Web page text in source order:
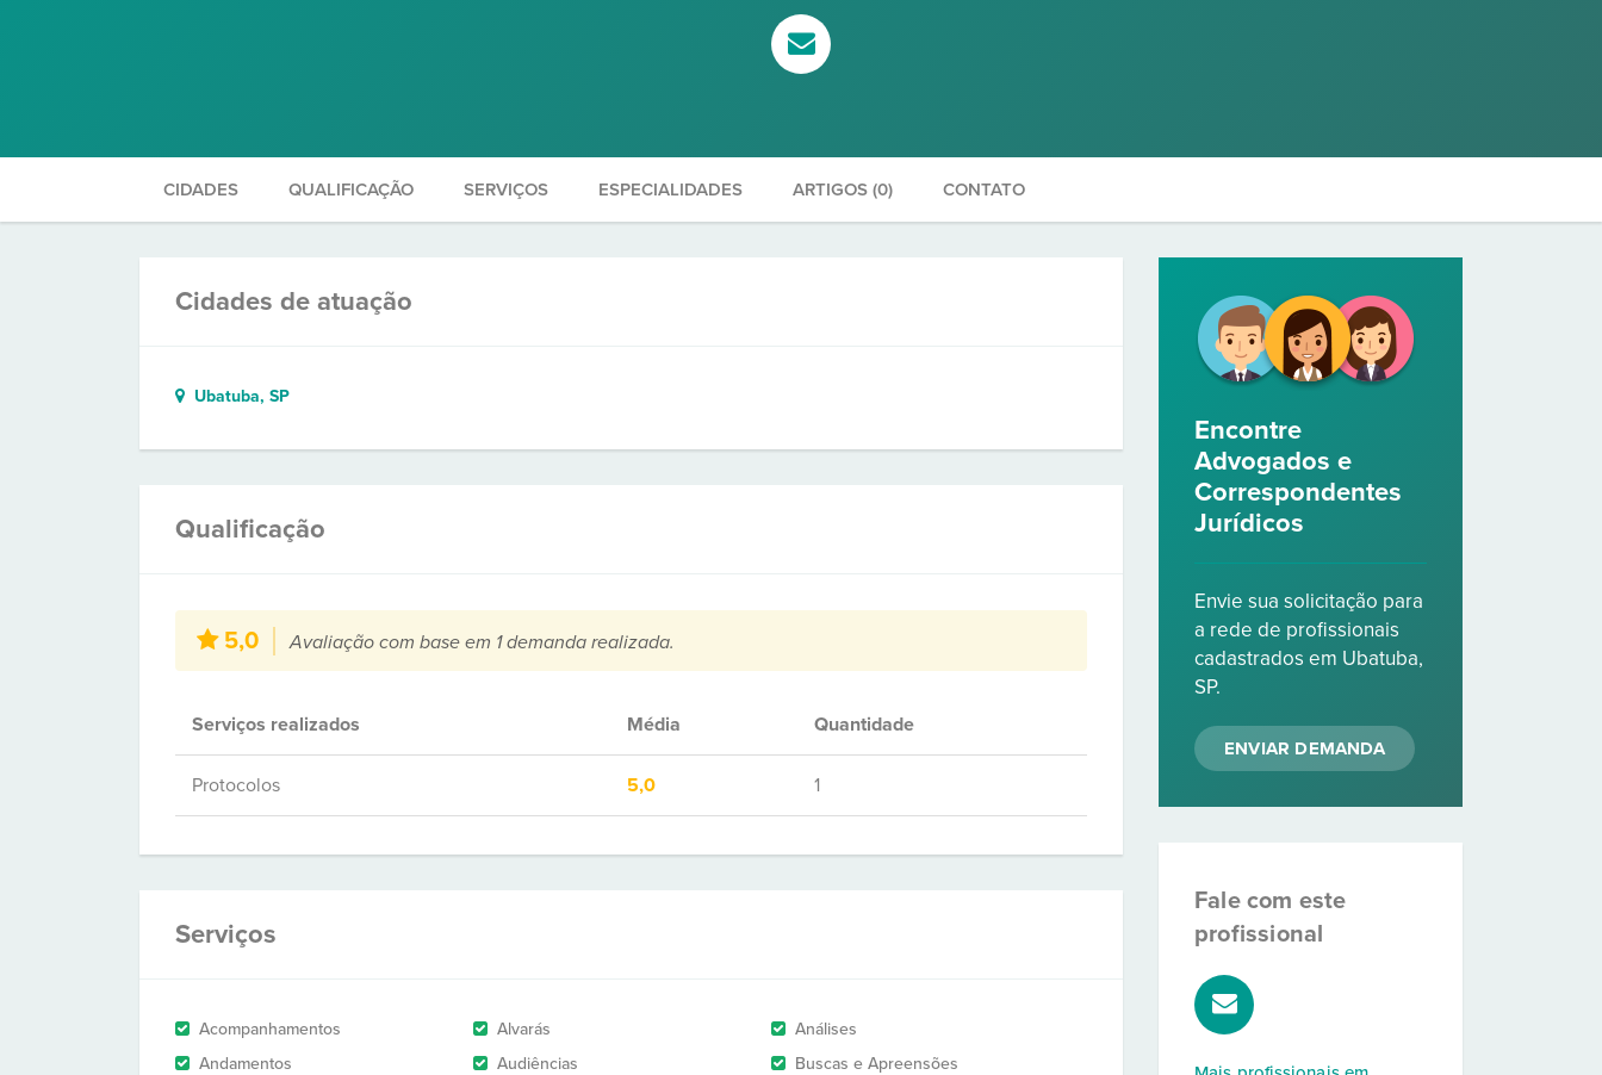
CIDADES QUALIFICAÇÃO SERVIÇOS ESPECIALIDADES ARTIGOS (0) CONTATO
Cidades de atuação
Ubatuba, SP
Qualificação
5,0 Avaliação com base em 1 demanda realizada.
Serviços realizados Média Quantidade
Protocolos 5,0 1
Serviços
Acompanhamentos Alvarás
Análises
Andamentos
Audiências
Buscas e Apreensões
Encontre
Advogados e
Correspondentes
Jurídicos
Envie sua solicitação para
a rede de profissionais
cadastrados em Ubatuba,
SP.
ENVIAR DEMANDA
Fale com este
profissional